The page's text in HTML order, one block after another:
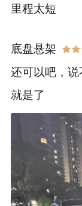
里程太短
底盘悬架
还可以吧，
就是了